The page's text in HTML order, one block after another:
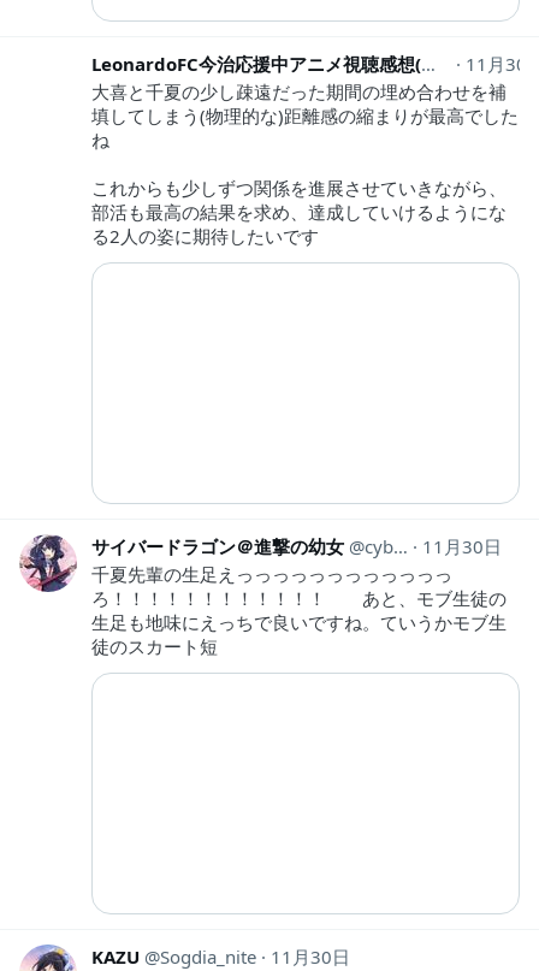
LeonardoFC今治応援中アニメ視聴感想(毎期7本前後)『おんまく』また来年
11月30
大喜と千夏の少し疎遠だった期間の埋め合わせを補
填してしまう(物理的な)距離感の縮まりが最高でした
ね
これからも少しずつ関係を進展させていきながら、
部活も最高の結果を求め、達成していけるようにな
る2人の姿に期待したいです
サイバードラゴン＠進撃の幼女 cyber_dragon28
11月30日
千夏先輩の生足えっっっっっっっっっっっっ
ろ！！！！！！！！！！！！ あと、モブ生徒の
生足も地味にえっちで良いですね。ていうかモブ生
徒のスカート短
KAZU Sogdia_nite
11月30日